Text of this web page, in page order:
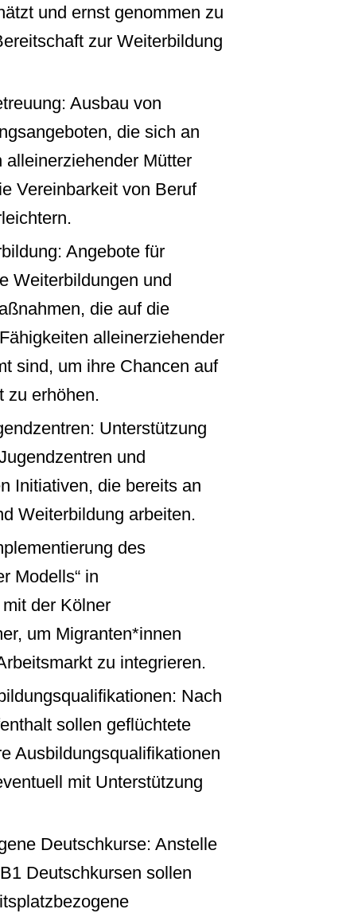
und ernst genommen zu
zur Weiterbildung
Ausbau von
die sich an
alleinerziehender Mütter
Vereinbarkeit von Beruf
Angebote für
Weiterbildungen und
die auf die
alleinerziehender
sind, um ihre Chancen auf
zu erhöhen.
Unterstützung
und
Initiativen, die bereits an
Weiterbildung arbeiten.
des
Modells“ in
der Kölner
um Migranten*innen
zu integrieren.
Nach
sollen geflüchtete
Ausbildungsqualifikationen
mit Unterstützung
Deutschkurse: Anstelle
Deutschkursen sollen